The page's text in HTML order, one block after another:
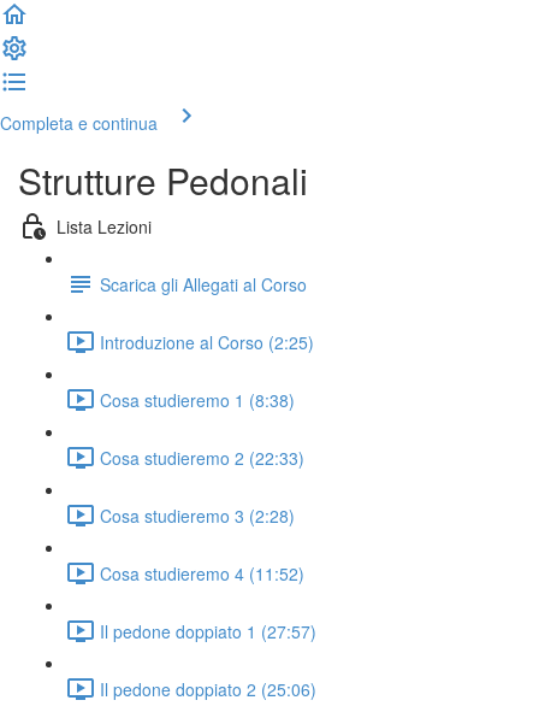
Completa e continua
Strutture Pedonali
Lista Lezioni
Scarica gli Allegati al Corso
Introduzione al Corso (2:25)
Cosa studieremo 1 (8:38)
Cosa studieremo 2 (22:33)
Cosa studieremo 3 (2:28)
Cosa studieremo 4 (11:52)
Il pedone doppiato 1 (27:57)
Il pedone doppiato 2 (25:06)